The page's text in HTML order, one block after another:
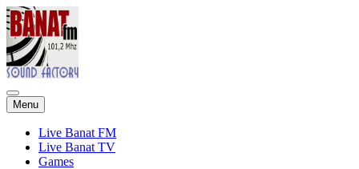
Menu Skip
to
content
Live Banat FM
Live Banat TV
Games